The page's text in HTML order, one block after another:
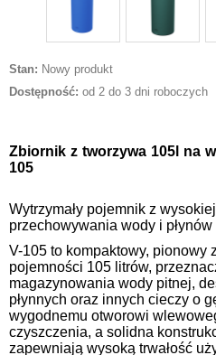
Stan: Nowy produkt
Dostępność: od 2 do 3 dni roboczych
Zbiornik z tworzywa 105l na
105
Wytrzymały pojemnik z
przechowywania wody i
V-105 to kompaktowy, pionowy
pojemności 105 litrów,
magazynowania wody pitnej,
płynnych oraz innych cieczy o
wygodnemu otworowi
czyszczenia, a solidna
zapewniają wysoką trwałość